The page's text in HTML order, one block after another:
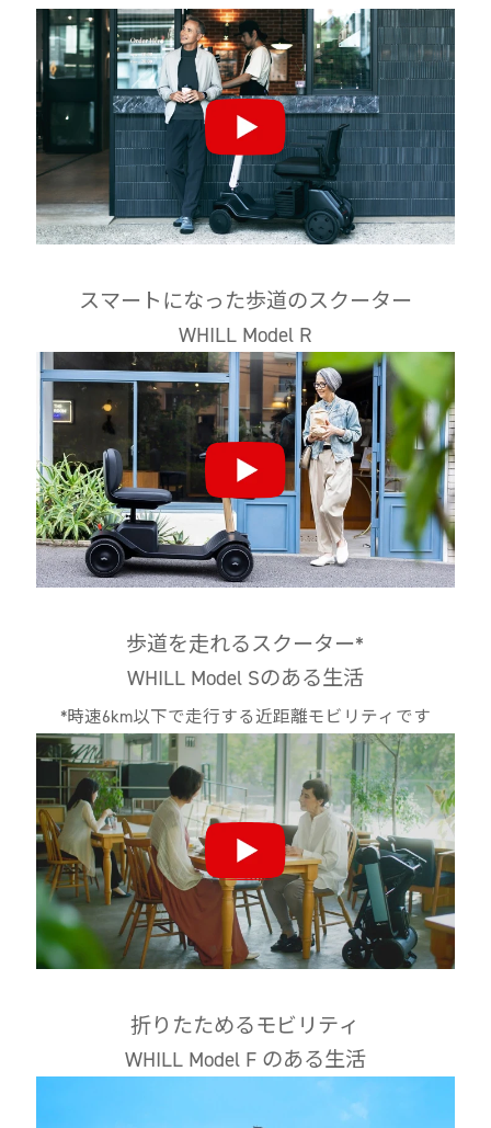
スマートになった歩道のスクーター
WHILL Model R
歩道を走れるスクーター*
WHILL Model Sのある生活
*時速6km以下で走行する近距離モビリティです
折りたためるモビリティ
WHILL Model F のある生活